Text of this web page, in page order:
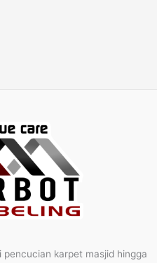
pencucian karpet masjid hingga